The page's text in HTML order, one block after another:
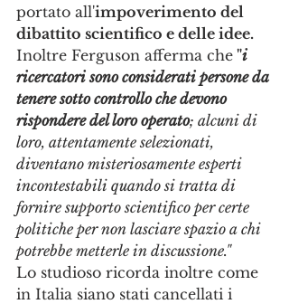
portato all'impoverimento del
dibattito scientifico e delle idee.
Inoltre Ferguson afferma che "i
ricercatori sono considerati persone da
tenere sotto controllo che devono
rispondere del loro operato; alcuni di
loro, attentamente selezionati,
diventano misteriosamente esperti
incontestabili quando si tratta di
fornire supporto scientifico per certe
politiche per non lasciare spazio a chi
potrebbe metterle in discussione."
Lo studioso ricorda inoltre come
in Italia siano stati cancellati i